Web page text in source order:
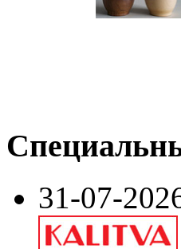
31-07-